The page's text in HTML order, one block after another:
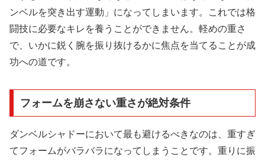
ンベルを突き出す運動」になってしまいます。これでは格
闘技に必要なキレを養うことができません。軽めの重さ
で、いかに鋭く腕を振り抜けるかに焦点を当てることが成
功への道です。
フォームを崩さない重さが絶対条件
ダンベルシャドーにおいて最も避けるべきなのは、重すぎ
てフォームがバラバラになってしまうことです。重りに振